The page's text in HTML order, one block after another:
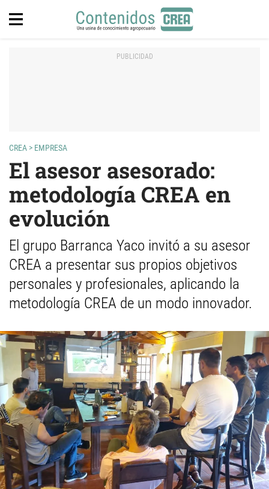
CREA > EMPRESA
El asesor asesorado:
metodología CREA en
evolución
El grupo Barranca Yaco invitó a su asesor
CREA a presentar sus propios objetivos
personales y profesionales, aplicando la
metodología CREA de un modo innovador.